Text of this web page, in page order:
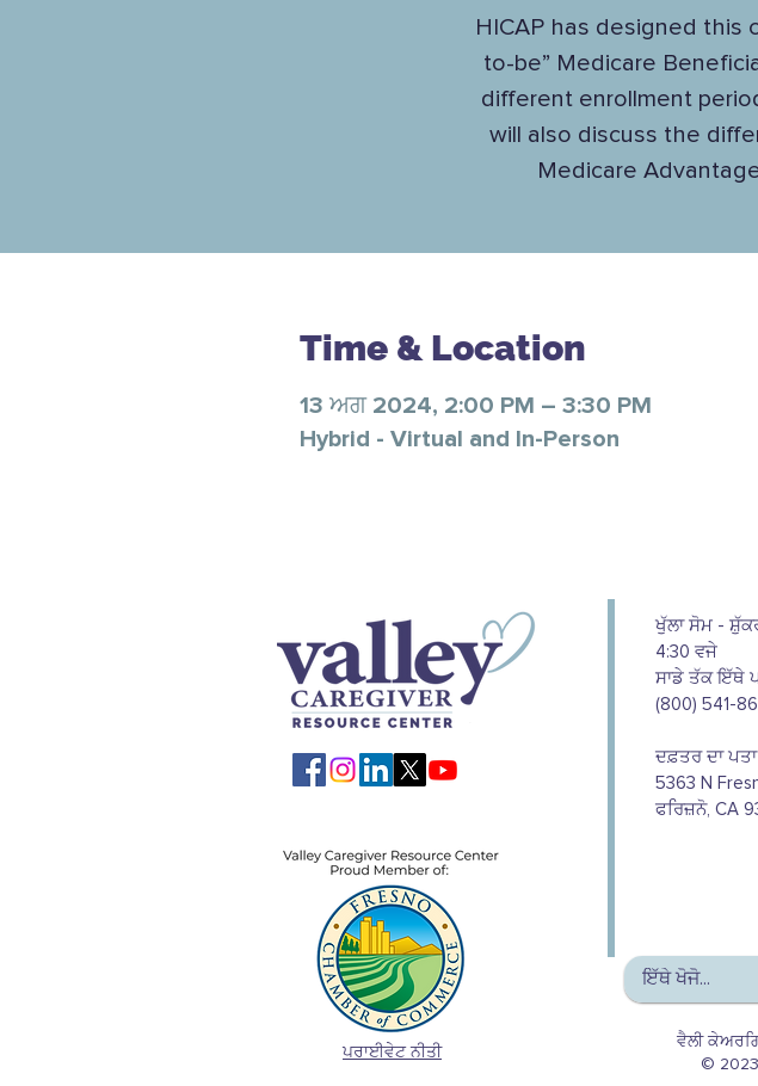
HICAP has designed this
to-be” Medicare
different enrollment
will also discuss the
Medicare
Time & Location
13 ਅਗ 2024, 2:00 PM – 3:30 PM
Hybrid - Virtual and In-Person
ਖੁੱਲਾ ਸੋਮ -
4:30 ਵਜੇ
ਸਾਡੇ ਤੱਕ ਇੱਥੇ
(800) 541-
ਦਫ਼ਤਰ ਦਾ ਪਤਾ
5363 N
ਫਰਿਜ਼ਨੋ, CA
ਵੈਲੀ
©
ਪਰਾਈਵੇਟ ਨੀਤੀ